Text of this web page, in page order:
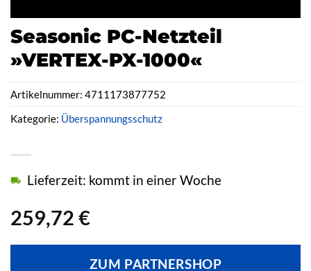
Seasonic PC-Netzteil
»VERTEX-PX-1000«
259,72 €
Lieferzeit: kommt in einer Woche
ZUM PARTNERSHOP
Artikelnummer: 4711173877752
Kategorie: Überspannungsschutz